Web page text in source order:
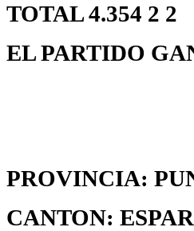
TOTAL 4.354 2 2
EL PARTIDO
PROVINCIA:
CANTON: